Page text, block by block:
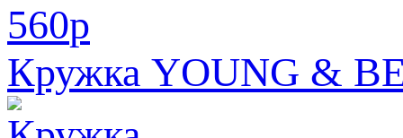
560p
Кружка YOUNG &